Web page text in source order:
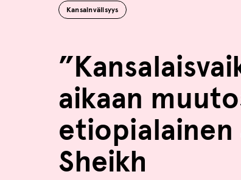
Kansainvälisyys
aikaan
Sheikh